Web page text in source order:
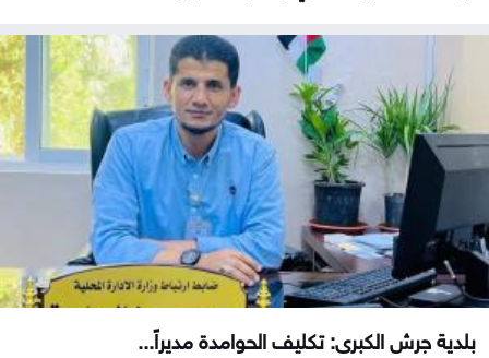
بلدية جرش الكبرى: تكليف الحوامدة مديراً...